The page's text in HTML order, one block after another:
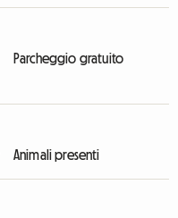
Parcheggio gratuito
Animali presenti